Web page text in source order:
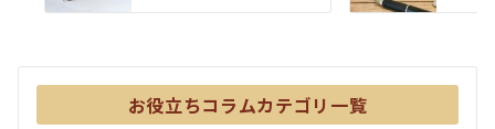
お役立ちコラムカテゴリ一覧